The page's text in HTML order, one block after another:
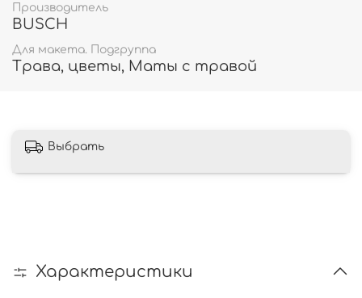
Производитель
BUSCH
Для макета. Подгруппа
Трава, цветы, Маты с травой
Выбрать
Характеристики